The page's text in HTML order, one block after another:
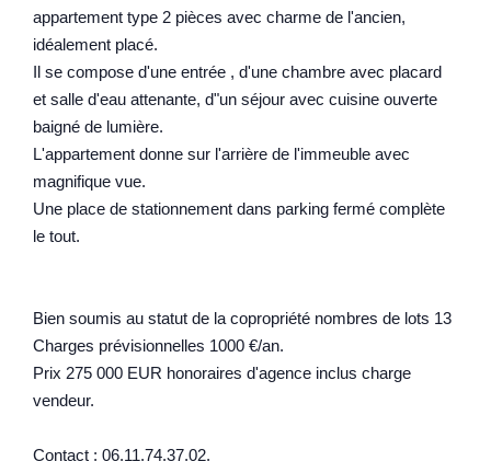
appartement type 2 pièces avec charme de l'ancien,
idéalement placé.
Il se compose d'une entrée , d'une chambre avec placard
et salle d'eau attenante, d"un séjour avec cuisine ouverte
baigné de lumière.
L'appartement donne sur l'arrière de l'immeuble avec
magnifique vue.
Une place de stationnement dans parking fermé complète
le tout.
Bien soumis au statut de la copropriété nombres de lots 13
Charges prévisionnelles 1000 €/an.
Prix 275 000 EUR honoraires d'agence inclus charge
vendeur.
Contact : 06.11.74.37.02.